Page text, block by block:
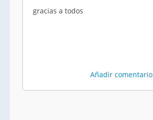
gracias a todos
Añadir comentario